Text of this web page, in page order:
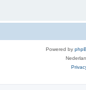
Powered by